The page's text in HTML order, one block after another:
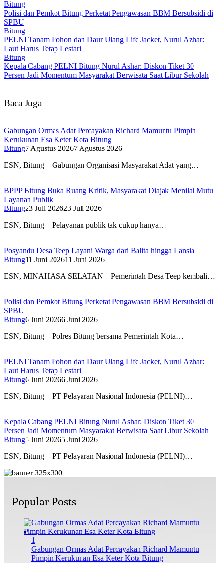
Bitung
Polisi dan Pemkot Bitung Perketat Pengawasan BBM Bersubsidi di
SPBU
Bitung
PELNI Tanam Pohon dan Daur Ulang Life Jacket, Nurul Azhar:
Laut Harus Tetap Lestari
Bitung
Kepala Cabang PELNI Bitung Nurul Ashar: Diskon Tiket 30
Persen Jadi Momentum Masyarakat Berwisata Saat Libur Sekolah
Baca Juga
Gabungan Ormas Adat Percayakan Richard Mamuntu Pimpin
Kerukunan Esa Keter Kota Bitung
Bitung7 Agustus 20267 Agustus 2026
ESN, Bitung – Gabungan Organisasi Masyarakat Adat yang…
BPPP Bitung Buka Ruang Kritik, Masyarakat Diajak Menilai Mutu
Layanan Publik
Bitung23 Juli 202623 Juli 2026
ESN, Bitung – Pelayanan publik tak cukup hanya…
Posyandu Desa Teep Layani Warga dari Balita hingga Lansia
Bitung11 Juni 202611 Juni 2026
ESN, MINAHASA SELATAN – Pemerintah Desa Teep kembali…
Polisi dan Pemkot Bitung Perketat Pengawasan BBM Bersubsidi di
SPBU
Bitung6 Juni 20266 Juni 2026
ESN, Bitung – Polres Bitung bersama Pemerintah Kota…
PELNI Tanam Pohon dan Daur Ulang Life Jacket, Nurul Azhar:
Laut Harus Tetap Lestari
Bitung6 Juni 20266 Juni 2026
ESN, Bitung – PT Pelayaran Nasional Indonesia (PELNI)…
Kepala Cabang PELNI Bitung Nurul Ashar: Diskon Tiket 30
Persen Jadi Momentum Masyarakat Berwisata Saat Libur Sekolah
Bitung5 Juni 20265 Juni 2026
ESN, Bitung – PT Pelayaran Nasional Indonesia (PELNI)…
Popular Posts
1
Gabungan Ormas Adat Percayakan Richard Mamuntu
Pimpin Kerukunan Esa Keter Kota Bitung